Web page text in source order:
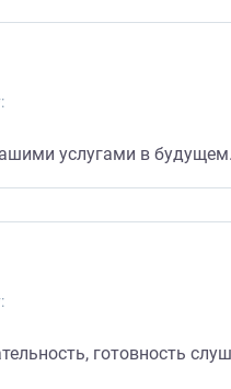
услугами в будущем.
готовность